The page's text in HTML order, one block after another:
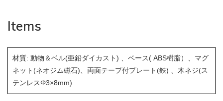
Items
材質: 動物＆ベル(亜鉛ダイカスト) 、ベース( ABS樹脂）、マグ
ネット(ネオジム磁石)、両面テープ付プレート(鉄) 、木ネジ(ス
テンレスΦ3×8mm)